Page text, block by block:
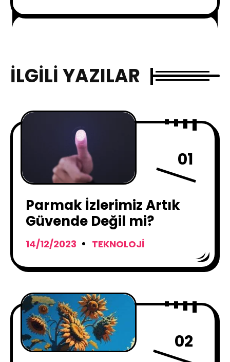
İLGILI YAZILAR
01
Parmak İzlerimiz Artık
Güvende Değil mi?
14/12/2023 TEKNOLOJI
02